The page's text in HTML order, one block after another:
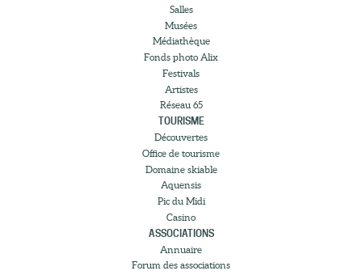
Salles
Musées
Médiathèque
Fonds photo Alix
Festivals
Artistes
Réseau 65
TOURISME
Découvertes
Office de tourisme
Domaine skiable
Aquensis
Pic du Midi
Casino
ASSOCIATIONS
Annuaire
Forum des associations